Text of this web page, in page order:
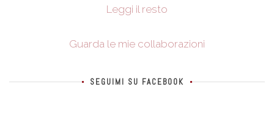
Leggi il resto
Guarda le mie collaborazioni
SEGUIMI SU FACEBOOK